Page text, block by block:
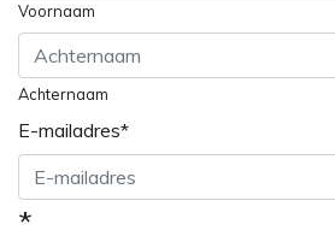
Voornaam
Achternaam
E-mailadres*
*